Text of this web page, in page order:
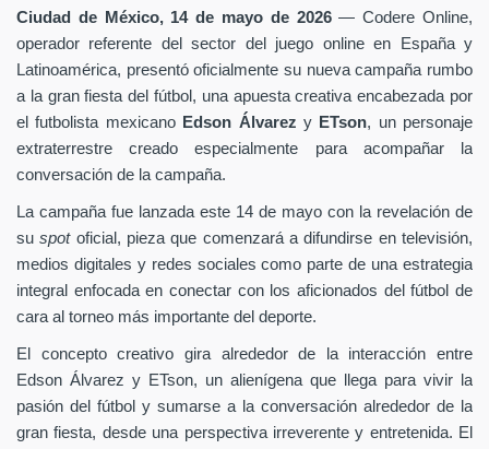
Ciudad de México, 14 de mayo de 2026— Codere Online,
operador referente del sector del juego online en España y
Latinoamérica, presentó oficialmente su nueva campaña rumbo
a la gran fiesta del fútbol, una apuesta creativa encabezada por
el futbolista mexicano Edson Álvarez yETson, un personaje
extraterrestre creado especialmente para acompañar la
conversación de la campaña.
La campaña fue lanzada este 14 de mayo con la revelación de
suspot oficial, pieza que comenzará a difundirse en televisión,
medios digitales y redes sociales como parte de una estrategia
integral enfocada en conectar con los aficionados del fútbol de
cara al torneo más importante del deporte.
El concepto creativo gira alrededor de la interacción entre
Edson Álvarez y ETson, un alienígena que llega para vivir la
pasión del fútbol y sumarse a la conversación alrededor de la
gran fiesta, desde una perspectiva irreverente y entretenida. El